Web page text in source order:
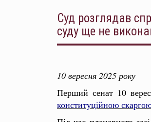
Суд розглядав
суду ще не
10 вересня 2025 року
Перший сенат 10
конституційною